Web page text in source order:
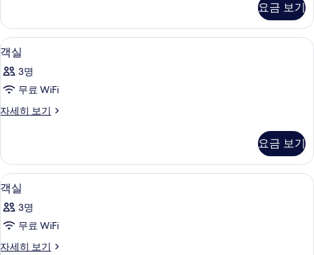
기
보
기
보
기
히
보
기
요금 보기
객
실
사
모
보
기
객실 내 금고, 다리미/다리미판, 무료
5
객실
3명
무료 WiFi
자세히 보기
객
히
보
기
요금 보기
객
실
사
객실 내 금고, 다리미/다리미판, 무료
5
객실
3명
무료 WiFi
자세히 보기
객